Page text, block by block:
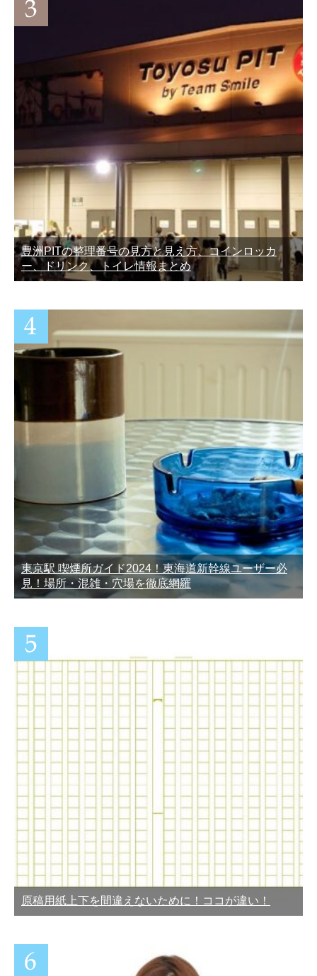
豊洲PITの整理番号の見方と見え方、コインロッカ
ー、ドリンク、トイレ情報まとめ
東京駅 喫煙所ガイド2024！東海道新幹線ユーザー必
見！場所・混雑・穴場を徹底網羅
原稿用紙上下を間違えないために！ココが違い！